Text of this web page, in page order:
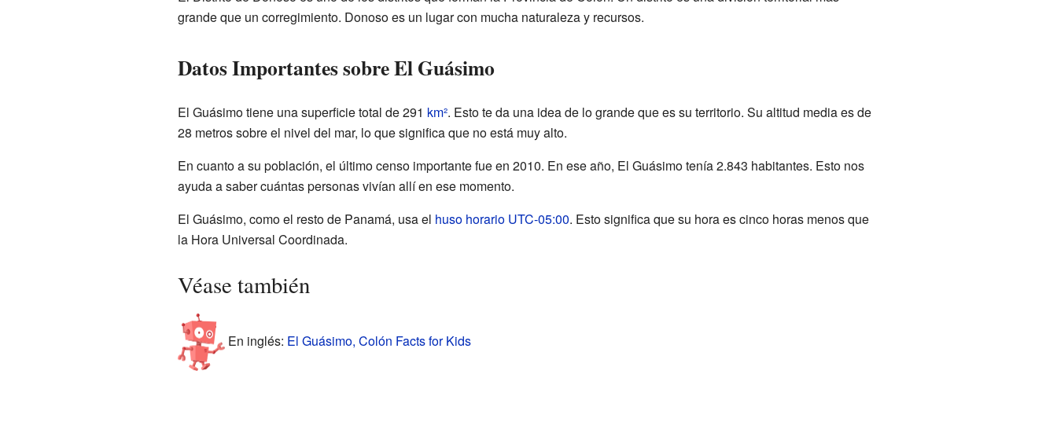
grande que un corregimiento. Donoso es un lugar con mucha naturaleza y recursos.
Datos Importantes sobre El Guásimo
El Guásimo tiene una superficie total de 291 km². Esto te da una idea de lo grande que es su territorio. Su altitud media es de
28 metros sobre el nivel del mar, lo que significa que no está muy alto.
En cuanto a su población, el último censo importante fue en 2010. En ese año, El Guásimo tenía 2.843 habitantes. Esto nos
ayuda a saber cuántas personas vivían allí en ese momento.
El Guásimo, como el resto de Panamá, usa el huso horario UTC-05:00. Esto significa que su hora es cinco horas menos que
la Hora Universal Coordinada.
Véase también
En inglés: El Guásimo, Colón Facts for Kids